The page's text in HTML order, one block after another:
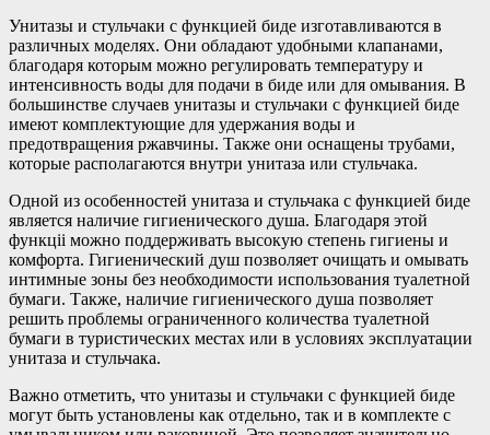
Унитазы и стульчаки с функцией биде изготавливаются в
различных моделях. Они обладают удобными клапанами,
благодаря которым можно регулировать температуру и
интенсивность воды для подачи в биде или для омывания. В
большинстве случаев унитазы и стульчаки с функцией биде
имеют комплектующие для удержания воды и
предотвращения ржавчины. Также они оснащены трубами,
которые располагаются внутри унитаза или стульчака.
Одной из особенностей унитаза и стульчака с функцией биде
является наличие гигиенического душа. Благодаря этой
функцii можно поддерживать высокую степень гигиены и
комфорта. Гигиенический душ позволяет очищать и омывать
интимные зоны без необходимости использования туалетной
бумаги. Также, наличие гигиенического душа позволяет
решить проблемы ограниченного количества туалетной
бумаги в туристических местах или в условиях эксплуатации
унитаза и стульчака.
Важно отметить, что унитазы и стульчаки с функцией биде
могут быть установлены как отдельно, так и в комплекте с